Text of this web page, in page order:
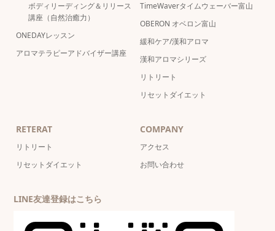
ボディリーディング＆リリース
講座（自然治癒力）
ONEDAYレッスン
アロマテラピーアドバイザー講座
TimeWaverタイムウェーバー富山
OBERON オベロン富山
緩和ケア/漢和アロマ
漢和アロマシリーズ
リトリート
リセットダイエット
RETERAT
リトリート
リセットダイエット
COMPANY
アクセス
お問い合わせ
LINE友達登録はこちら